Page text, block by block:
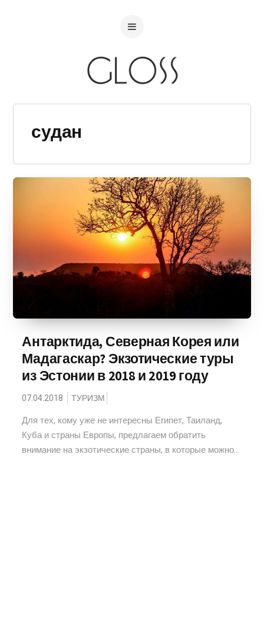
судан
Антарктида, Северная Корея или
Мадагаскар? Экзотические туры
из Эстонии в 2018 и 2019 году
07.04.2018 ТУРИЗМ
Для тех, кому уже не интересны Египет, Таиланд,
Куба и страны Европы, предлагаем обратить
внимание на экзотические страны, в которые можно...